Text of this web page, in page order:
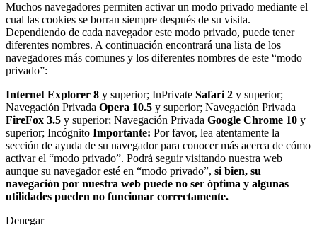
Muchos navegadores permiten activar un modo privado mediante el
cual las cookies se borran siempre después de su visita.
Dependiendo de cada navegador este modo privado, puede tener
diferentes nombres. A continuación encontrará una lista de los
navegadores más comunes y los diferentes nombres de este “modo
privado”:
Internet Explorer 8 y superior; InPrivate Safari 2 y superior;
Navegación Privada Opera 10.5 y superior; Navegación Privada
FireFox 3.5 y superior; Navegación Privada Google Chrome 10 y
superior; Incógnito Importante: Por favor, lea atentamente la
sección de ayuda de su navegador para conocer más acerca de cómo
activar el “modo privado”. Podrá seguir visitando nuestra web
aunque su navegador esté en “modo privado”, si bien, su
navegación por nuestra web puede no ser óptima y algunas
utilidades pueden no funcionar correctamente.
Denegar